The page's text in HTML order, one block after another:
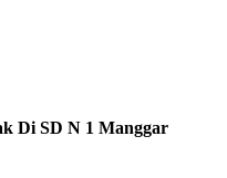
Di SD N 1 Manggar